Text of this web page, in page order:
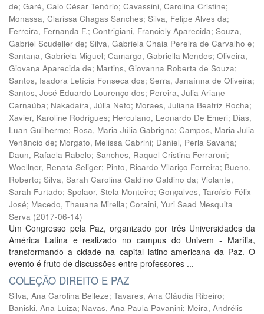
de; Garé, Caio César Tenório; Cavassini, Carolina Cristine;
Monassa, Clarissa Chagas Sanches; Silva, Felipe Alves da;
Ferreira, Fernanda F.; Contrigiani, Franciely Aparecida; Souza,
Gabriel Scudeller de; Silva, Gabriela Chaia Pereira de Carvalho e;
Santana, Gabriela Miguel; Camargo, Gabriella Mendes; Oliveira,
Giovana Aparecida de; Martins, Giovanna Roberta de Souza;
Santos, Isadora Letícia Fonseca dos; Serra, Janaínna de Oliveira;
Santos, José Eduardo Lourenço dos; Pereira, Julia Ariane
Carnaúba; Nakadaira, Júlia Neto; Moraes, Juliana Beatriz Rocha;
Xavier, Karoline Rodrigues; Herculano, Leonardo De Emeri; Dias,
Luan Guilherme; Rosa, Maria Júlia Gabrigna; Campos, Maria Julia
Venâncio de; Morgato, Melissa Cabrini; Daniel, Perla Savana;
Daun, Rafaela Rabelo; Sanches, Raquel Cristina Ferraroni;
Woellner, Renata Seliger; Pinto, Ricardo Vilariço Ferreira; Bueno,
Roberto; Silva, Sarah Carolina Galdino Galdino da; Violante,
Sarah Furtado; Spolaor, Stela Monteiro; Gonçalves, Tarcísio Félix
José; Macedo, Thauana Mirella; Coraini, Yuri Saad Mesquita
Serva (2017-06-14)
Um Congresso pela Paz, organizado por três Universidades da
América Latina e realizado no campus do Univem - Marília,
transformando a cidade na capital latino-americana da Paz. O
evento é fruto de discussões entre professores ...
COLEÇÃO DIREITO E PAZ
Silva, Ana Carolina Belleze; Tavares, Ana Cláudia Ribeiro;
Baniski, Ana Luiza; Navas, Ana Paula Pavanini; Meira, Andrélis